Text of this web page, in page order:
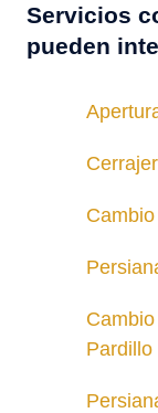
Servicios
pueden
Pardillo